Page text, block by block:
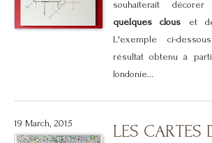
souhaiterait
quelques clous et
L'exemple ci-
résultat obtenu à
londonie...
19 March, 2015
LES CARTES